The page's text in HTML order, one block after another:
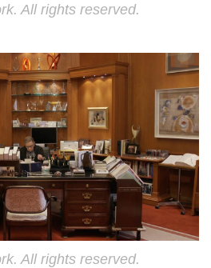
All rights reserved.
All rights reserved.